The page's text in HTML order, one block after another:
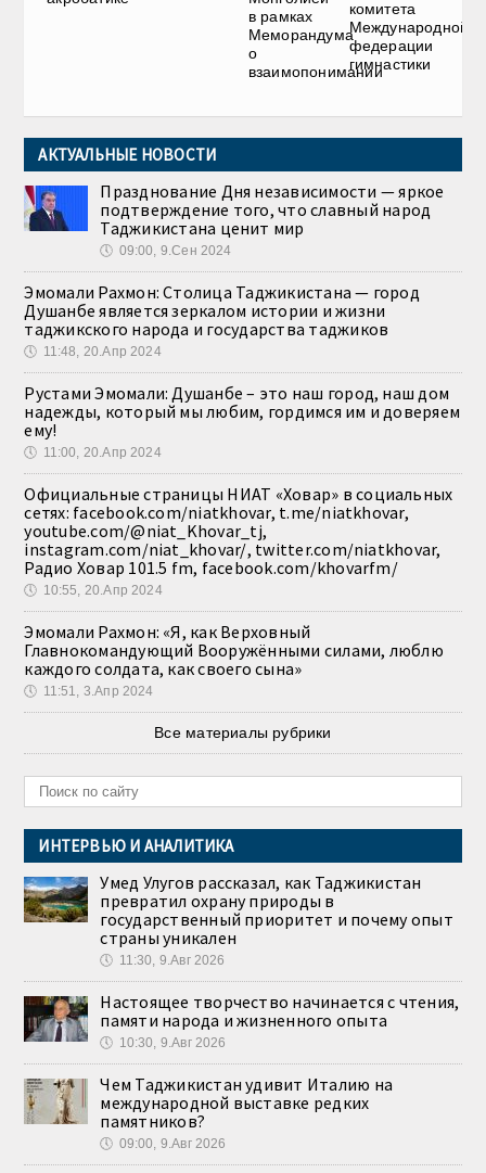
в рамках
Меморандума
о
взаимопонимании
комитета
Международной
федерации
гимнастики
АКТУАЛЬНЫЕ НОВОСТИ
Празднование Дня независимости — яркое
подтверждение того, что славный народ
Таджикистана ценит мир
🕔 09:00, 9.Сен 2024
Эмомали Рахмон: Столица Таджикистана — город
Душанбе является зеркалом истории и жизни
таджикского народа и государства таджиков
🕔 11:48, 20.Апр 2024
Рустами Эмомали: Душанбе – это наш город, наш дом
надежды, который мы любим, гордимся им и доверяем
ему!
🕔 11:00, 20.Апр 2024
Официальные страницы НИАТ «Ховар» в социальных
сетях: facebook.com/niatkhovar, t.me/niatkhovar,
youtube.com/@niat_Khovar_tj,
instagram.com/niat_khovar/, twitter.com/niatkhovar,
Радио Ховар 101.5 fm, facebook.com/khovarfm/
🕔 10:55, 20.Апр 2024
Эмомали Рахмон: «Я, как Верховный
Главнокомандующий Вооружёнными силами, люблю
каждого солдата, как своего сына»
🕔 11:51, 3.Апр 2024
Все материалы рубрики
ИНТЕРВЬЮ И АНАЛИТИКА
Умед Улугов рассказал, как Таджикистан
превратил охрану природы в
государственный приоритет и почему опыт
страны уникален
🕔 11:30, 9.Авг 2026
Настоящее творчество начинается с чтения,
памяти народа и жизненного опыта
🕔 10:30, 9.Авг 2026
Чем Таджикистан удивит Италию на
международной выставке редких
памятников?
🕔 09:00, 9.Авг 2026